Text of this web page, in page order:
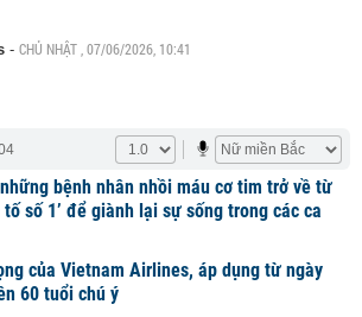
- CHỦ NHẬT , 07/06/2026, 10:41
bệnh nhân nhồi máu cơ tim trở về từ
tố số 1’ để giành lại sự sống trong các ca
của Vietnam Airlines, áp dụng từ ngày
60 tuổi chú ý